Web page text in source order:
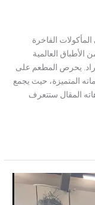
الفاخرة
الأطباق العالمية
يحرص المطعم على
المتميزة، حيث يجمع
المقال ستتعرف